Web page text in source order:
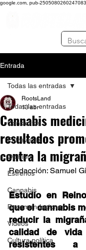
google.com, pub-
Entrada
Todas las entradas
Conciertos
Entrevistas
Opinión
Estrenos
Cannabis
Recomendaciones
Videos
Cultura política
Todas las entradas
Cannabis
resultados
contra la
RootsLand
13 abr
Redacción: Samuel
Estudio en
que el cannabis
reducir la
calidad de vida
resistentes a